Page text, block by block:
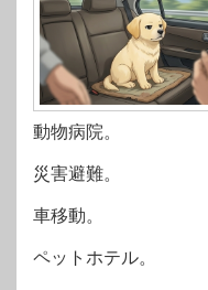
動物病院。
災害避難。
車移動。
ペットホテル。